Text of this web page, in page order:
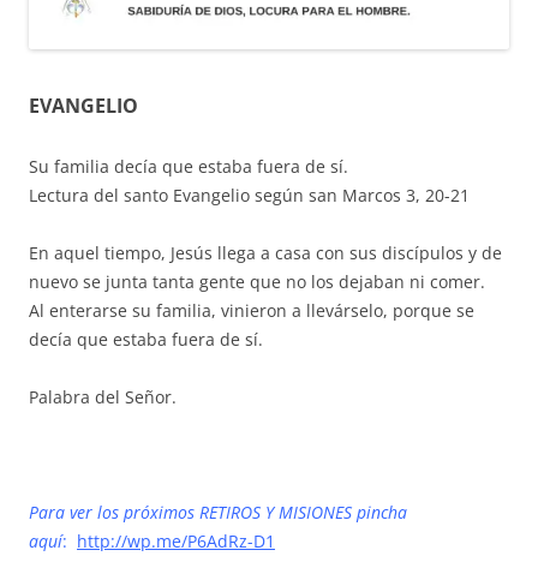
EVANGELIO
Su familia decía que estaba fuera de sí.
Lectura del santo Evangelio según san Marcos 3, 20-21
En aquel tiempo, Jesús llega a casa con sus discípulos y de
nuevo se junta tanta gente que no los dejaban ni comer.
Al enterarse su familia, vinieron a llevárselo, porque se
decía que estaba fuera de sí.
Palabra del Señor.
Para ver los próximos RETIROS Y MISIONES pincha
aquí: http://wp.me/P6AdRz-D1